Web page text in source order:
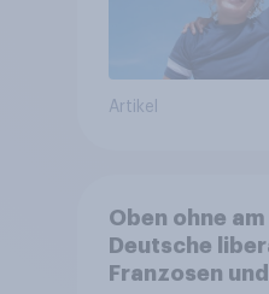
Artikel
Oben ohne
Deutsche
Franzosen